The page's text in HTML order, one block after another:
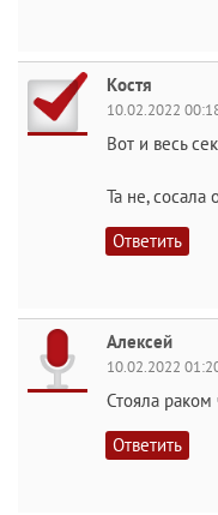
Костя
10.02.2022
Вот и весь
Та не, сосала
Ответить
Алексей
10.02.2022
Стояла раком
Ответить